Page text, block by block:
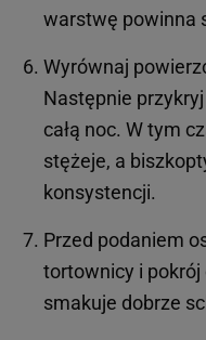
warstwę powinna
Wyrównaj
Następnie
całą noc. W tym
stężeje, a
konsystencji.
Przed podaniem
tortownicy i pokrój
smakuje dobrze